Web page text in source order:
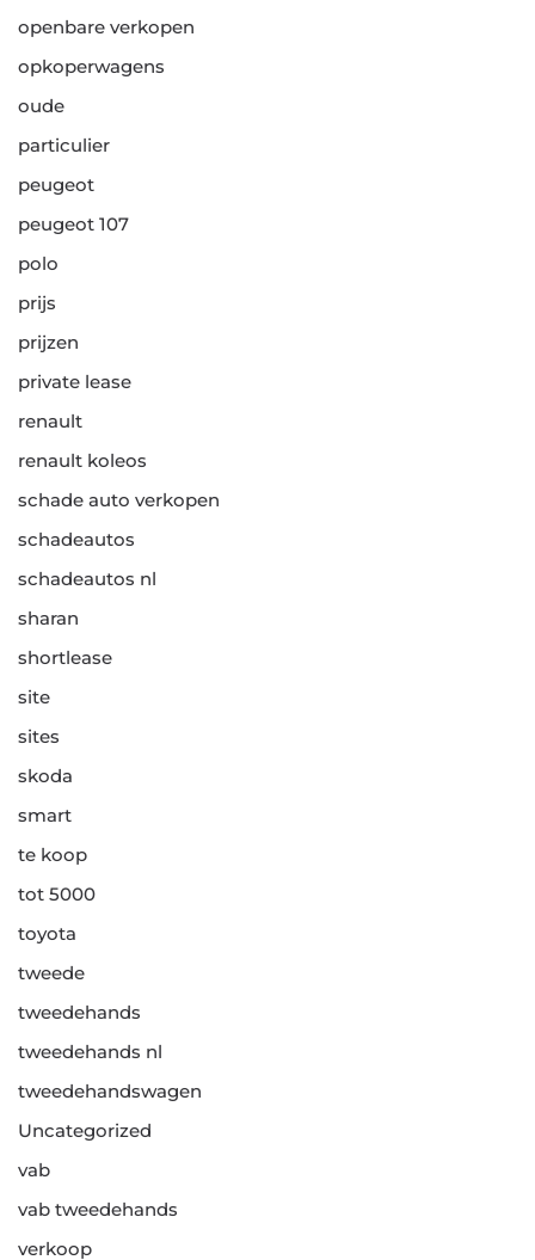
openbare verkopen
opkoperwagens
oude
particulier
peugeot
peugeot 107
polo
prijs
prijzen
private lease
renault
renault koleos
schade auto verkopen
schadeautos
schadeautos nl
sharan
shortlease
site
sites
skoda
smart
te koop
tot 5000
toyota
tweede
tweedehands
tweedehands nl
tweedehandswagen
Uncategorized
vab
vab tweedehands
verkoop